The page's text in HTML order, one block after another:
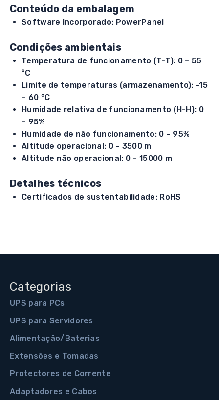
Conteúdo da embalagem
Software incorporado: PowerPanel
Condições ambientais
Temperatura de funcionamento (T-T): 0 – 55
°C
Limite de temperaturas (armazenamento): -15
– 60 °C
Humidade relativa de funcionamento (H-H): 0
– 95%
Humidade de não funcionamento: 0 – 95%
Altitude operacional: 0 – 3500 m
Altitude não operacional: 0 – 15000 m
Detalhes técnicos
Certificados de sustentabilidade: RoHS
Categorias
UPS para PCs
UPS para Servidores
Alimentação/Baterias
Extensões e Tomadas
Protectores de Corrente
Adaptadores e Cabos